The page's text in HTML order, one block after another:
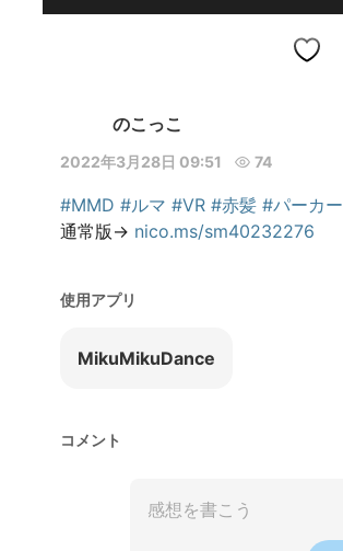
のこっこ
2022年3月28日 09:51 74
#MMD #ルマ #VR #赤髪 #パーカー
通常版→ nico.ms/sm40232276
使用アプリ
MikuMikuDance
コメント